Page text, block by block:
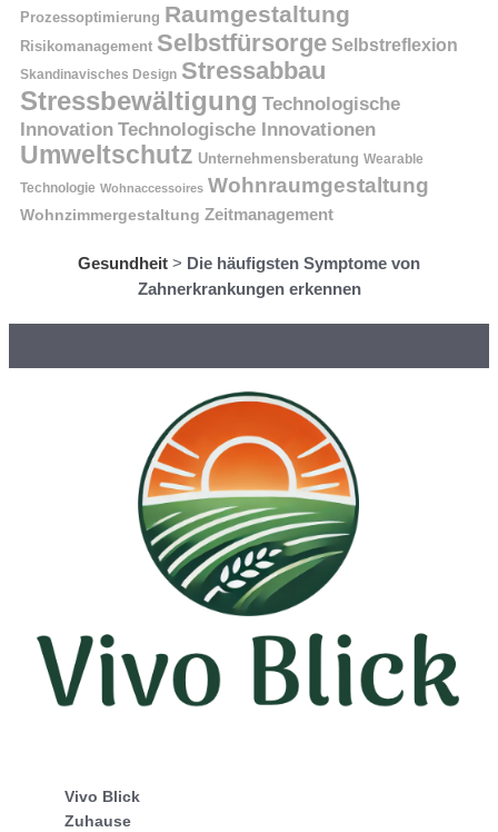
Prozessoptimierung Raumgestaltung
Risikomanagement Selbstfürsorge Selbstreflexion
Skandinavisches Design Stressabbau
Stressbewältigung Technologische
Innovation Technologische Innovationen
Umweltschutz Unternehmensberatung Wearable
Technologie Wohnaccessoires Wohnraumgestaltung
Wohnzimmergestaltung Zeitmanagement
Gesundheit > Die häufigsten Symptome von
Zahnerkrankungen erkennen
Vivo Blick
Zuhause